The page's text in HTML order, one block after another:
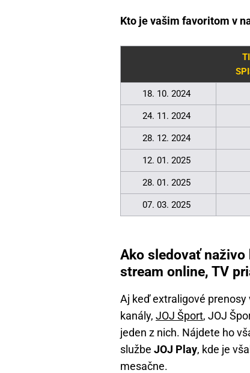
Kto je vašim favoritom v
18. 10. 2024
24. 11. 2024
28. 12. 2024
12. 01. 2025
28. 01. 2025
07. 03. 2025
Ako sledovať naživo
stream online, TV
Aj keď extraligové
kanály, JOJ Šport, JOJ
jeden z nich. Nájdete ho
službe JOJ Play, kde je
mesačne.